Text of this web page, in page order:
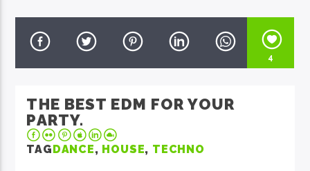
EcoFM Chisinau
4
THE BEST EDM FOR YOUR
PARTY.
TAG DANCE, HOUSE, TECHNO